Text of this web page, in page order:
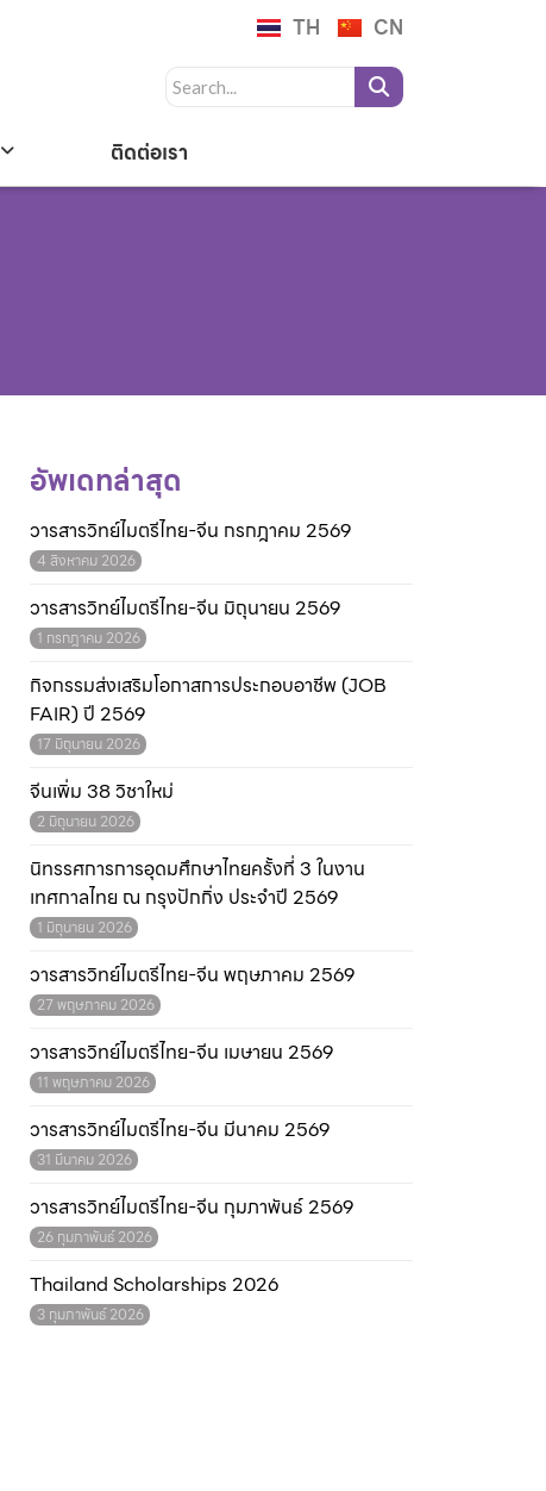
TH CN
ติดต่อเรา
อัพเดทล่าสุด
วารสารวิทย์ไมตรีไทย-จีน กรกฎาคม 2569
4 สิงหาคม 2026
วารสารวิทย์ไมตรีไทย-จีน มิถุนายน 2569
1 กรกฎาคม 2026
กิจกรรมส่งเสริมโอกาสการประกอบอาชีพ (JOB
FAIR) ปี 2569
17 มิถุนายน 2026
จีนเพิ่ม 38 วิชาใหม่
2 มิถุนายน 2026
นิทรรศการการอุดมศึกษาไทยครั้งที่ 3 ในงาน
เทศกาลไทย ณ กรุงปักกิ่ง ประจำปี 2569
1 มิถุนายน 2026
วารสารวิทย์ไมตรีไทย-จีน พฤษภาคม 2569
27 พฤษภาคม 2026
วารสารวิทย์ไมตรีไทย-จีน เมษายน 2569
11 พฤษภาคม 2026
วารสารวิทย์ไมตรีไทย-จีน มีนาคม 2569
31 มีนาคม 2026
วารสารวิทย์ไมตรีไทย-จีน กุมภาพันธ์ 2569
26 กุมภาพันธ์ 2026
Thailand Scholarships 2026
3 กุมภาพันธ์ 2026